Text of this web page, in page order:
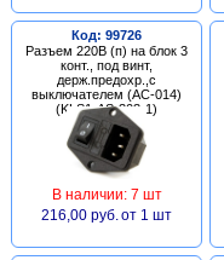
Код: 99726
Разъем 220В (п) на блок 3
конт., под винт,
держ.предохр.,с
выключателем (AC-014)
(KLS1-AS-303-1)
В наличии: 7 шт
216,00 руб. от 1 шт